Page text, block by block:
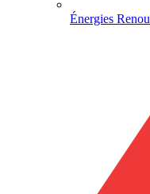
Énergies